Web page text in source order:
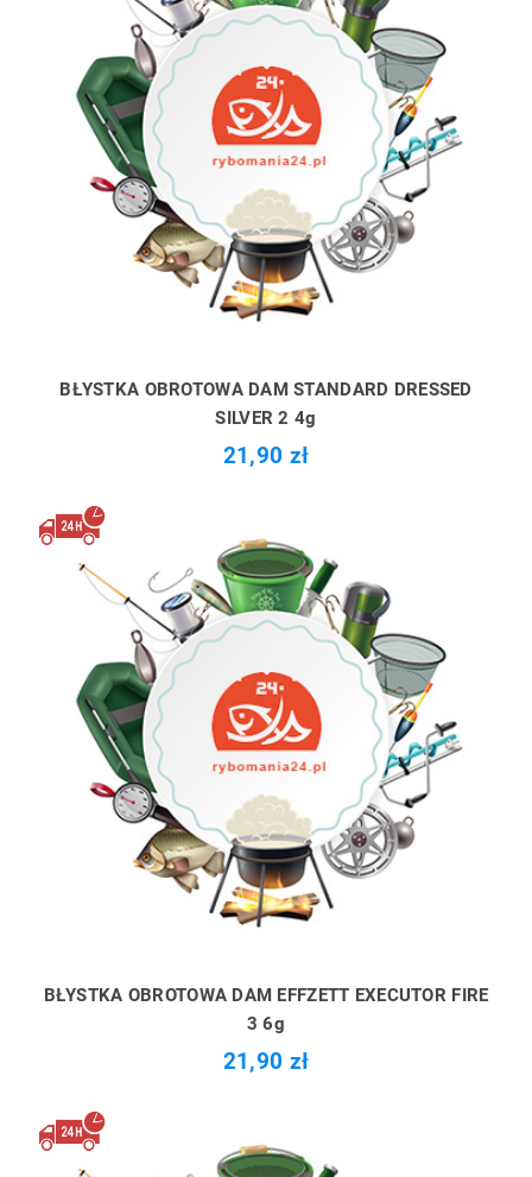
BŁYSTKA OBROTOWA DAM STANDARD DRESSED
SILVER 2 4g
21,90 zł
BŁYSTKA OBROTOWA DAM EFFZETT EXECUTOR FIRE
3 6g
21,90 zł